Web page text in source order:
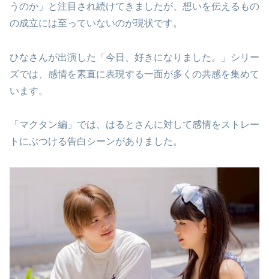
うのか」と注目され続けてきましたが、想いを伝えるもの
の成立には至っていないのが現状です。
ひなさんが出演した「今日、好きになりました。」シリー
ズでは、感情を素直に表現する一面が多くの共感を集めて
います。
「マクタン編」では、はるとさんに対して感情をストレー
トにぶつける告白シーンがありました。